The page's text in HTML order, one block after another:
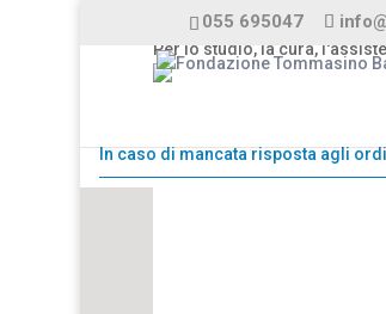
In caso di mancata risposta agli
055 695047
Per lo studio, la cura,